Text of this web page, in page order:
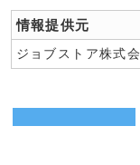
情報提供元
ジョブストア株式